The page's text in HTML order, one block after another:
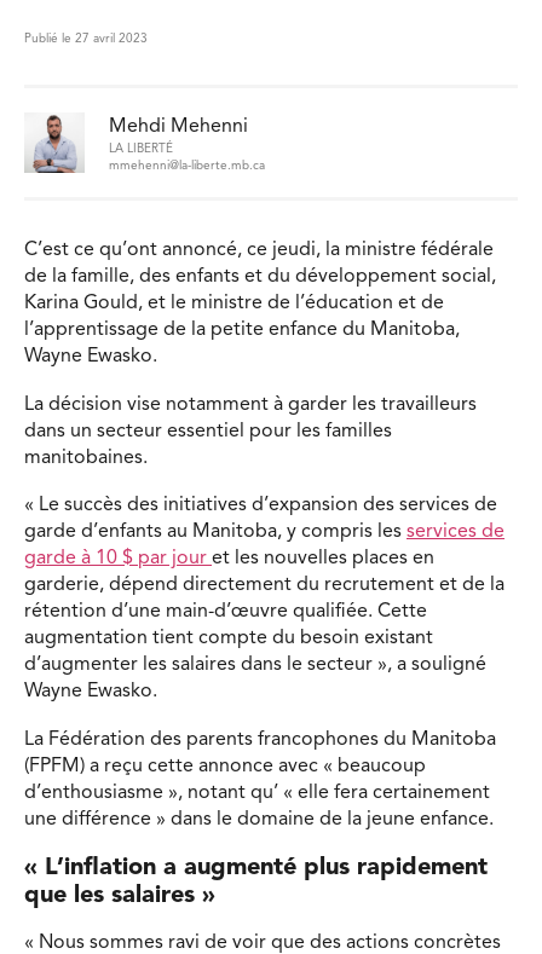
Publié le 27 avril 2023
Mehdi Mehenni
LA LIBERTÉ
mmehenni@la-liberte.mb.ca
C’est ce qu’ont annoncé, ce jeudi, la ministre fédérale
de la famille, des enfants et du développement social,
Karina Gould, et le ministre de l’éducation et de
l’apprentissage de la petite enfance du Manitoba,
Wayne Ewasko.
La décision vise notamment à garder les travailleurs
dans un secteur essentiel pour les familles
manitobaines.
« Le succès des initiatives d’expansion des services de
garde d’enfants au Manitoba, y compris les services de
garde à 10 $ par jour et les nouvelles places en
garderie, dépend directement du recrutement et de la
rétention d’une main-d’œuvre qualifiée. Cette
augmentation tient compte du besoin existant
d’augmenter les salaires dans le secteur », a souligné
Wayne Ewasko.
La Fédération des parents francophones du Manitoba
(FPFM) a reçu cette annonce avec « beaucoup
d’enthousiasme », notant qu’ « elle fera certainement
une différence » dans le domaine de la jeune enfance.
« L’inflation a augmenté plus rapidement
que les salaires »
« Nous sommes ravi de voir que des actions concrètes